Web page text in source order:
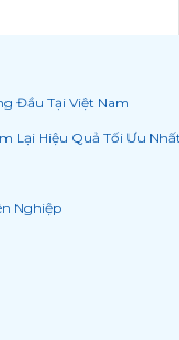
Đầu Tại Việt Nam
Lại Hiệu Quả Tối Ưu
Nghiệp